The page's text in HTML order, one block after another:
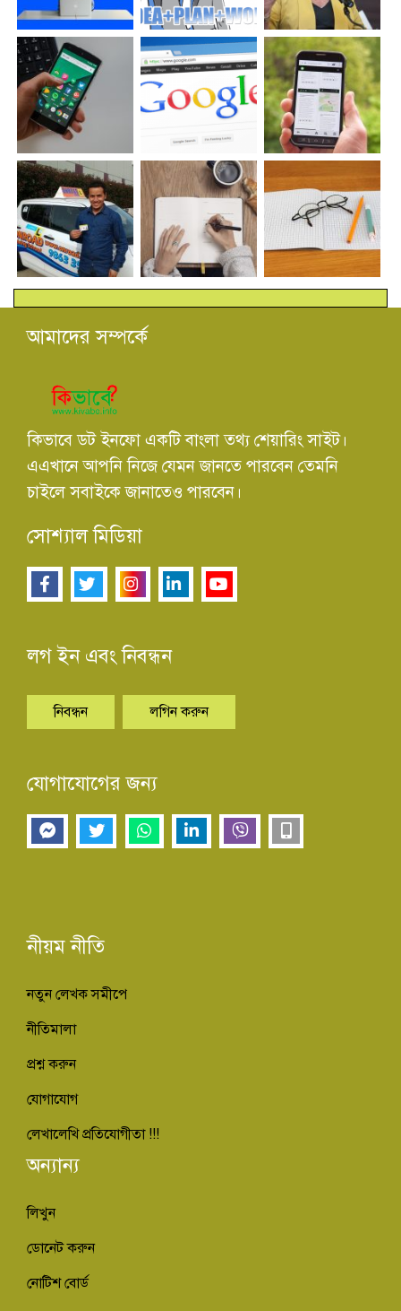
আমাদের সম্পর্কে
কিভাবে ডট ইনফো একটি বাংলা তথ্য শেয়ারিং সাইট।
এএখানে আপনি নিজে যেমন জানতে পারবেন তেমনি
চাইলে সবাইকে জানাতেও পারবেন।
সোশ্যাল মিডিয়া
লগ ইন এবং নিবন্ধন
নিবন্ধন লগিন করুন
যোগাযোগের জন্য
নীয়ম নীতি
নতুন লেখক সমীপে
নীতিমালা
প্রশ্ন করুন
যোগাযোগ
লেখালেখি প্রতিযোগীতা !!!
অন্যান্য
লিখুন
ডোনেট করুন
নোটিশ বোর্ড